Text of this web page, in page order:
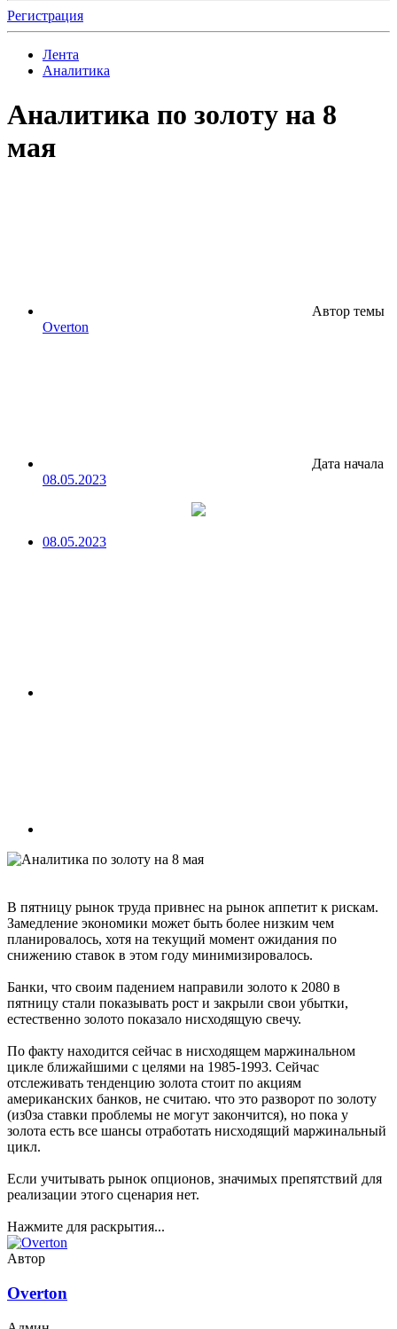
Регистрация
Лента
Аналитика
Аналитика по золоту на 8
мая
Автор темы
Overton
Дата начала
08.05.2023
08.05.2023
В пятницу рынок труда привнес на рынок аппетит к рискам.
Замедление экономики может быть более низким чем
планировалось, хотя на текущий момент ожидания по
снижению ставок в этом году минимизировалось.
Банки, что своим падением направили золото к 2080 в
пятницу стали показывать рост и закрыли свои убытки,
естественно золото показало нисходящую свечу.
По факту находится сейчас в нисходящем маржинальном
цикле ближайшими с целями на 1985-1993. Сейчас
отслеживать тенденцию золота стоит по акциям
американских банков, не считаю. что это разворот по золоту
(из0за ставки проблемы не могут закончится), но пока у
золота есть все шансы отработать нисходящий маржинальный
цикл.
Если учитывать рынок опционов, значимых препятствий для
реализации этого сценария нет.
Нажмите для раскрытия...
Автор
Overton